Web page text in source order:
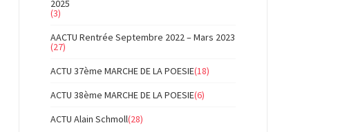
2025
(3)
AACTU Rentrée Septembre 2022 – Mars 2023
(27)
ACTU 37ème MARCHE DE LA POESIE(18)
ACTU 38ème MARCHE DE LA POESIE(6)
ACTU Alain Schmoll(28)